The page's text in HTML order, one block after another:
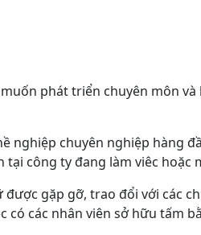
phát triển chuyên môn
nghiệp chuyên nghiệp
công ty đang làm viêc hoặc
gặp gỡ, trao đổi với các
các nhân viên sở hữu tấm